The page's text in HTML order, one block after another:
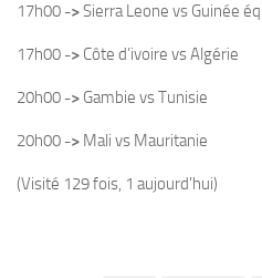
17h00 ->Sierra Leone vs Guinée
17h00 -> Côte d’ivoire vs Algérie
20h00 -> Gambie vs Tunisie
20h00 -> Mali vs Mauritanie
(Visité 129 fois, 1 aujourd'hui)